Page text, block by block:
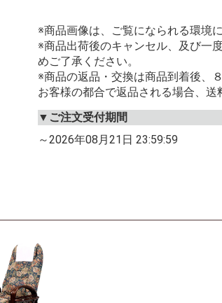
※商品画像は、ご覧になられる環境
※商品出荷後のキャンセル、及び一
めご了承ください。
※商品の返品・交換は商品到着後、
お客様の都合で返品される場合、送
▼ご注文受付期間
～2026年08月21日 23:59:59